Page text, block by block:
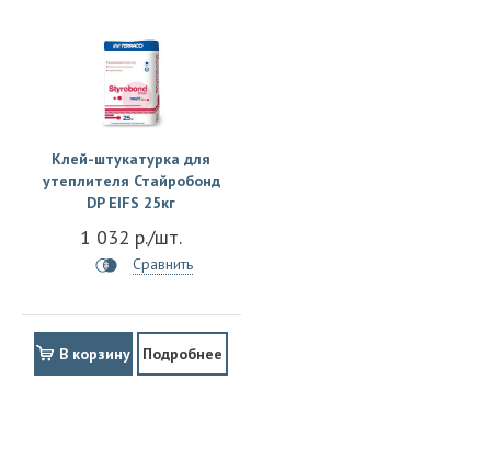
Клей-штукатурка для
утеплителя Стайробонд
DP EIFS 25кг
1 032 р./шт.
Сравнить
В корзину Подробнее